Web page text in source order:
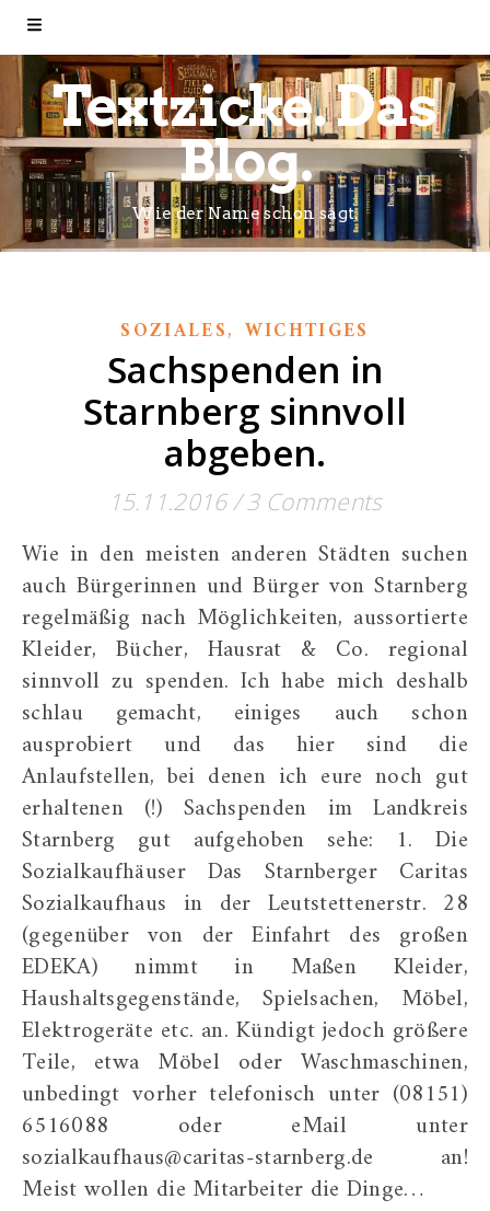
Textzicke. Das
Blog.
Wie der Name schon sagt.
SOZIALES, WICHTIGES
Sachspenden in
Starnberg sinnvoll
abgeben.
15.11.2016/ 3 Comments
Wie in den meisten anderen Städten suchen
auch Bürgerinnen und Bürger von Starnberg
regelmäßig nach Möglichkeiten, aussortierte
Kleider, Bücher, Hausrat & Co. regional
sinnvoll zu spenden. Ich habe mich deshalb
schlau gemacht, einiges auch schon
ausprobiert und das hier sind die
Anlaufstellen, bei denen ich eure noch gut
erhaltenen (!) Sachspenden im Landkreis
Starnberg gut aufgehoben sehe: 1. Die
Sozialkaufhäuser Das Starnberger Caritas
Sozialkaufhaus in der Leutstettenerstr. 28
(gegenüber von der Einfahrt des großen
EDEKA) nimmt in Maßen Kleider,
Haushaltsgegenstände, Spielsachen, Möbel,
Elektrogeräte etc. an. Kündigt jedoch größere
Teile, etwa Möbel oder Waschmaschinen,
unbedingt vorher telefonisch unter (08151)
6516088 oder eMail unter
sozialkaufhaus@caritas-starnberg.de an!
Meist wollen die Mitarbeiter die Dinge…